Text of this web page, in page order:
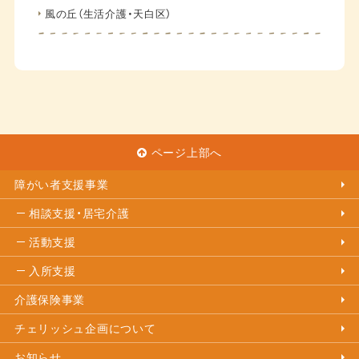
風の丘（生活介護・天白区）
ページ上部へ
障がい者支援事業
相談支援・居宅介護
活動支援
入所支援
介護保険事業
チェリッシュ企画について